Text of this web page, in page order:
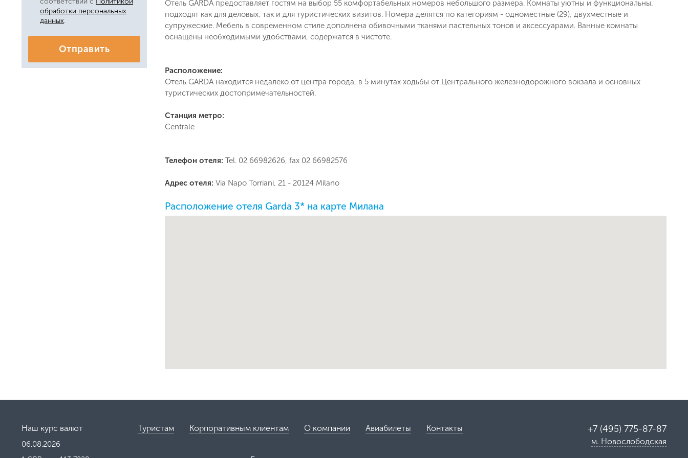
обработки персональных
данных.
Отправить
Отель GARDA предоставляет гостям на выбор 55 комфортабельных номеров небольшого размера. Комнаты уютны и функциональны,
подходят как для деловых, так и для туристических визитов. Номера делятся по категориям - одноместные (29), двухместные и
супружеские. Мебель в современном стиле дополнена обивочными тканями пастельных тонов и аксессуарами. Ванные комнаты
оснащены необходимыми удобствами, содержатся в чистоте.
Расположение:
Отель GARDA находится недалеко от центра города, в 5 минутах ходьбы от Центрального железнодорожного вокзала и основных
туристических достопримечательностей.
Станция метро:
Centrale
Телефон отеля: Tel. 02 66982626, fax 02 66982576
Адрес отеля: Via Napo Torriani, 21 - 20124 Milano
Расположение отеля Garda 3* на карте Милана
Наш курс валют
06.08.2026
+7 (495) 775-87-87
м. Новослободская
Туристам Корпоративным клиентам О компании Авиабилеты Контакты